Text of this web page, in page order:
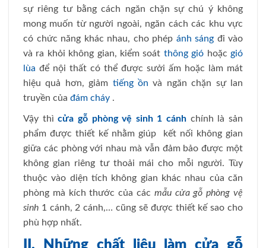
sự riêng tư bằng cách ngăn chặn sự chú ý không
mong muốn từ người ngoài, ngăn cách các khu vực
có chức năng khác nhau, cho phép ánh sáng đi vào
và ra khỏi không gian, kiểm soát thông gió hoặcgió
lùa để nội thất có thể được sưởi ấm hoặc làm mát
hiệu quả hơn, giảm tiếng ồn và ngăn chặn sự lan
truyền của đám cháy .
Vậy thìcửa gỗ phòng vệ sinh 1 cánh chính là sản
phẩm được thiết kế nhằm giúp kết nối không gian
giữa các phòng với nhau mà vẫn đảm bảo được một
không gian riêng tư thoải mái cho mỗi người. Tùy
thuộc vào diện tích không gian khác nhau của căn
phòng mà kích thước của các mẫu cửa gỗ phòng vệ
sinh 1 cánh, 2 cánh,… cũng sẽ được thiết kế sao cho
phù hợp nhất.
II. Những chất liệu làm cửa gỗ